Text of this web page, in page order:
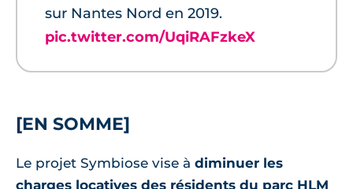
sur Nantes Nord en 2019.
pic.twitter.com/UqiRAFzkeX
[EN SOMME]
Le projet Symbiose vise à diminuer les
charges locatives des résidents du parc HLM